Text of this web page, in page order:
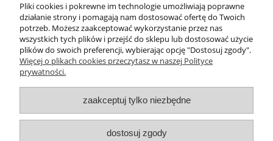
Płatności i dostawa
Informacje
Pliki cookies i pokrewne im technologie umożliwiają poprawne
działanie strony i pomagają nam dostosować ofertę do Twoich
potrzeb. Możesz zaakceptować wykorzystanie przez nas
wszystkich tych plików i przejść do sklepu lub dostosować użycie
plików do swoich preferencji, wybierając opcję "Dostosuj zgody".
Więcej o plikach cookies przeczytasz w naszej Polityce
prywatności.
zaakceptuj tylko niezbędne
dostosuj zgody